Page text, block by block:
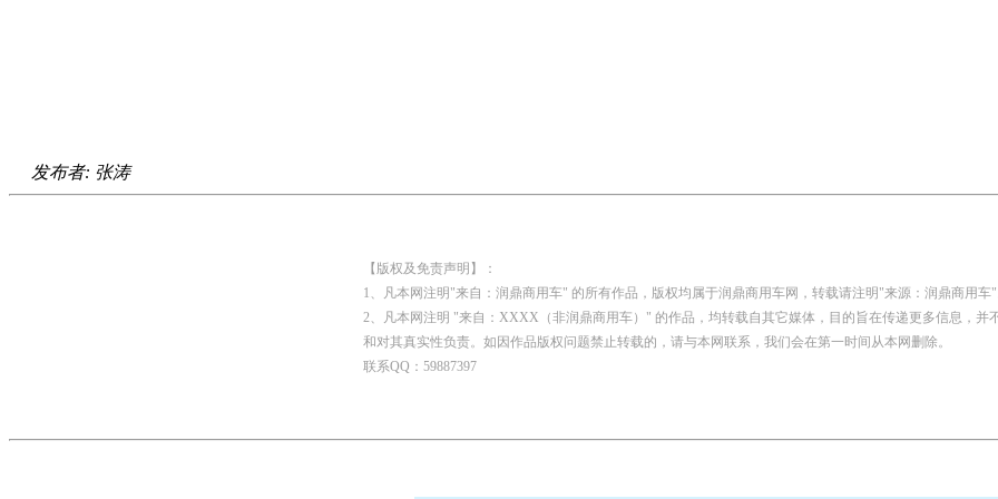
发布者: 张涛
【版权及免责声明】：
1、凡本网注明"来自：润鼎商用车" 的所有作品，版权均属于润鼎商用车网，转载请注明"来源：润鼎商用车"
2、凡本网注明 "来自：XXXX（非润鼎商用车）" 的作品，均转载自其它媒体，目的旨在传递更多信息，并
和对其真实性负责。如因作品版权问题禁止转载的，请与本网联系，我们会在第一时间从本网删除。
联系QQ：59887397